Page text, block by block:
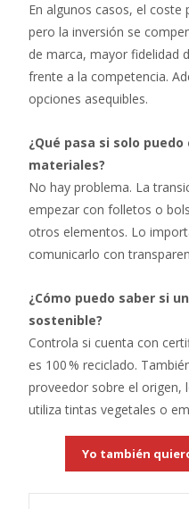
En algunos casos, el
pero la inversión se
de marca, mayor fidelidad
frente a la competencia.
opciones asequibles.
¿Qué pasa si solo
materiales?
No hay problema. La
empezar con folletos o
otros elementos. Lo
comunicarlo con
¿Cómo puedo saber si
sostenible?
Controla si cuenta con
es 100 % reciclado.
proveedor sobre el origen,
utiliza tintas vegetales o
Yo también